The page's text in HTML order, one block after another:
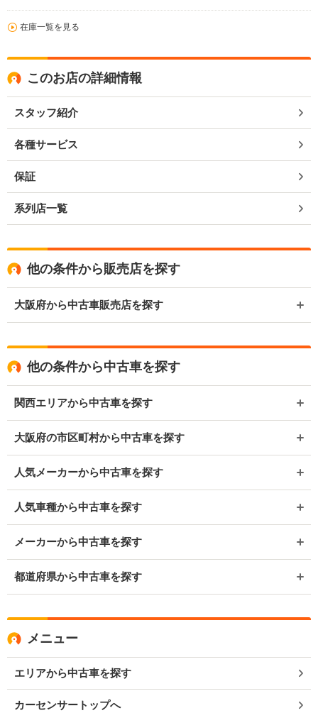
在庫一覧を見る
このお店の詳細情報
スタッフ紹介
各種サービス
保証
系列店一覧
他の条件から販売店を探す
大阪府から中古車販売店を探す
他の条件から中古車を探す
関西エリアから中古車を探す
大阪府の市区町村から中古車を探す
人気メーカーから中古車を探す
人気車種から中古車を探す
メーカーから中古車を探す
都道府県から中古車を探す
メニュー
エリアから中古車を探す
カーセンサートップへ